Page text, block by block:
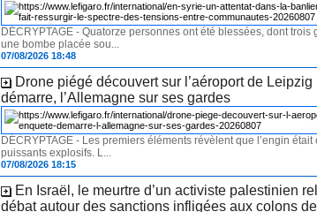
DÉCRYPTAGE - Quatorze personnes ont été blessées, dont trois
une bombe placée sou...
07/08/2026 18:48
Drone piégé découvert sur l’aéroport de Leipzig
démarre, l’Allemagne sur ses gardes
DÉCRYPTAGE - Les premiers éléments révèlent que l’engin était
puissants explosifs. L...
07/08/2026 18:15
En Israël, le meurtre d’un activiste palestinien
débat autour des sanctions infligées aux colons